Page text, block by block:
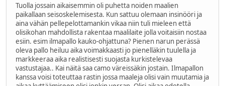
Tuolla jossain aikaisemmin oli puhetta noiden maalien
paikallaan seisoskelemisesta. Kun sattuu olemaan insinööri ja
aina vähän pellepelottamankin vikaa niin tuli mieleen että
olisikohan mahdollista rakentaa maalilaite jolla voitaisiin nostaa
esiin. esim ilmapallo kauko-ohjattuna? Pienen narun perässä
oleva pallo heiluu aika voimakkaasti jo pienelläkin tuulella ja
markkeeraa aika realistisesti suojasta kurkistelevaa
vastustajaa.. Kai näitä saa camo väreissäkin jostain. Ilmapallon
kanssa voisi toteuttaa rastin jossa maaleja olisi vain muutamia ja